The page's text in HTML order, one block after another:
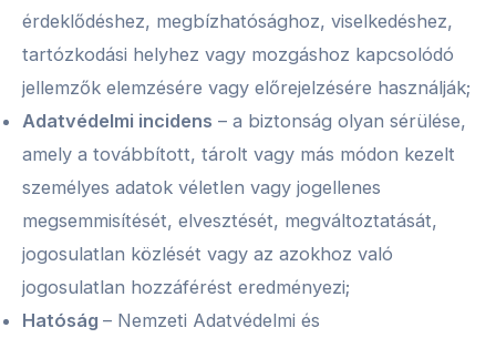
érdeklődéshez, megbízhatósághoz, viselkedéshez,
tartózkodási helyhez vagy mozgáshoz kapcsolódó
jellemzők elemzésére vagy előrejelzésére használják;
Adatvédelmi incidens – a biztonság olyan sérülése,
amely a továbbított, tárolt vagy más módon kezelt
személyes adatok véletlen vagy jogellenes
megsemmisítését, elvesztését, megváltoztatását,
jogosulatlan közlését vagy az azokhoz való
jogosulatlan hozzáférést eredményezi;
Hatóság – Nemzeti Adatvédelmi és